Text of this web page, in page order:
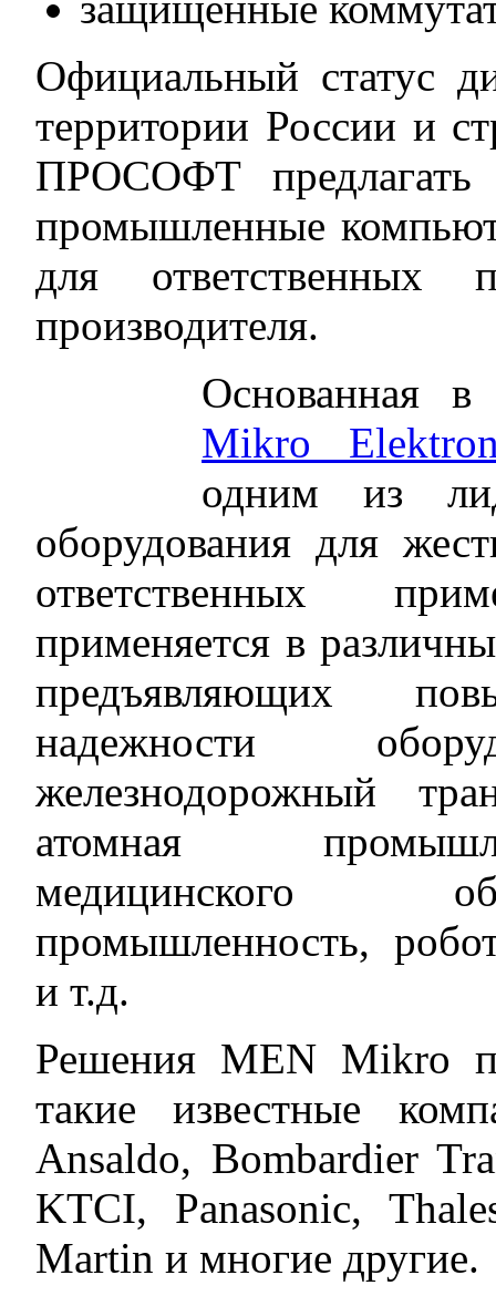
Официальный статус
территории России и
ПРОСОФТ предлагать
промышленные
для ответственных
производителя.
Основанная
Mikro
одним из
оборудования для
ответственных
применяется в
предъявляющих
надежности
железнодорожный
атомная
медицинского
промышленность,
и т.д.
Решения MEN Mikro
такие известные
Ansaldo, Bombardier
KTCI, Panasonic,
Martin и многие другие.